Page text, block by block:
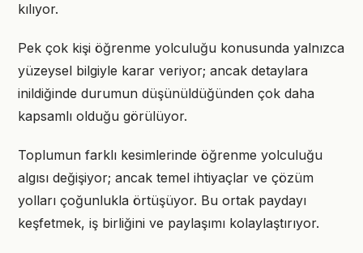
kılıyor.
Pek çok kişi öğrenme yolculuğu konusunda yalnızca
yüzeysel bilgiyle karar veriyor; ancak detaylara
inildiğinde durumun düşünüldüğünden çok daha
kapsamlı olduğu görülüyor.
Toplumun farklı kesimlerinde öğrenme yolculuğu
algısı değişiyor; ancak temel ihtiyaçlar ve çözüm
yolları çoğunlukla örtüşüyor. Bu ortak paydayı
keşfetmek, iş birliğini ve paylaşımı kolaylaştırıyor.